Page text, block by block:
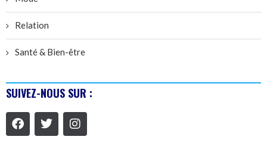
Relation
Santé & Bien-être
SUIVEZ-NOUS SUR :